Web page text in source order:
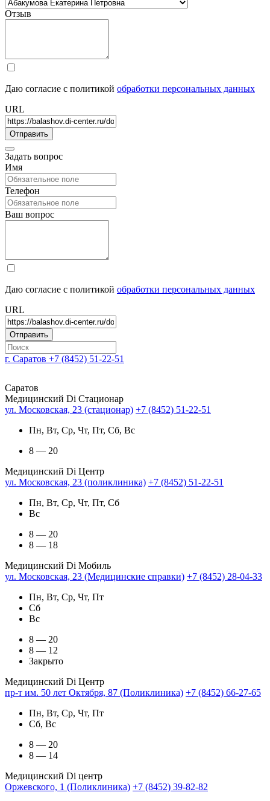
Отзыв
Даю согласие с политикой обработки персональных данных
URL
Задать вопрос
Имя
Телефон
Ваш вопрос
Даю согласие с политикой обработки персональных данных
URL
г. Саратов +7 (8452) 51-22-51
Саратов
Медицинский Di Стационар
ул. Московская, 23 (стационар) +7 (8452) 51-22-51
Пн, Вт, Ср, Чт, Пт, Сб, Вс
8 — 20
Медицинский Di Центр
ул. Московская, 23 (поликлиника) +7 (8452) 51-22-51
Пн, Вт, Ср, Чт, Пт, Сб
Вс
8 — 20
8 — 18
Медицинский Di Мобиль
ул. Московская, 23 (Медицинские справки) +7 (8452) 28-04-33
Пн, Вт, Ср, Чт, Пт
Сб
Вс
8 — 20
8 — 12
Закрыто
Медицинский Di Центр
пр-т им. 50 лет Октября, 87 (Поликлиника) +7 (8452) 66-27-65
Пн, Вт, Ср, Чт, Пт
Сб, Вс
8 — 20
8 — 14
Медицинский Di центр
Оржевского, 1 (Поликлиника) +7 (8452) 39-82-82